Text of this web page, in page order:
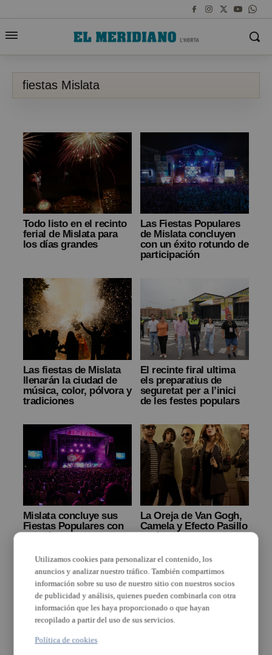
fiestas Mislata
Todo listo en el recinto
ferial de Mislata para
los días grandes
Las Fiestas Populares
de Mislata concluyen
con un éxito rotundo de
participación
Las fiestas de Mislata
llenarán la ciudad de
música, color, pólvora y
tradiciones
El recinte firal ultima
els preparatius de
seguretat per a l’inici
de les festes populars
Mislata concluye sus
Fiestas Populares con
gran éxito de
La Oreja de Van Gogh,
Camela y Efecto Pasillo
serán los protagonistas
Mislata clausuró
sus Fiestas
Populares más
Utilizamos cookies para personalizar el contenido, los
anuncios y analizar nuestro tráfico. También compartimos
información sobre su uso de nuestro sitio con nuestros socios
de publicidad y análisis, quienes pueden combinarla con otra
información que les haya proporcionado o que hayan
recopilado a partir del uso de sus servicios.
Política de cookies